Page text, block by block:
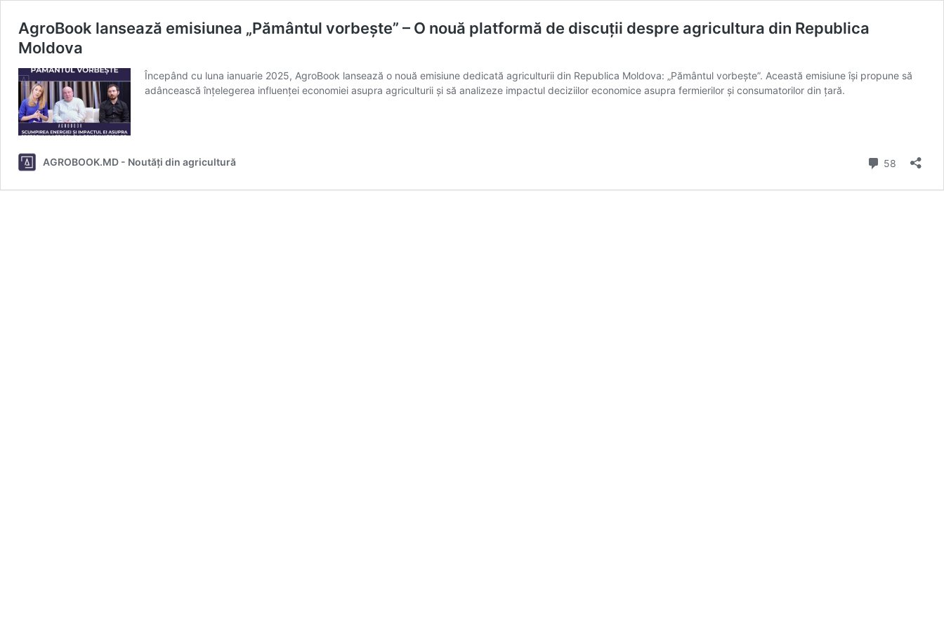
AgroBook lansează emisiunea „Pământul vorbește” – O nouă platformă de discuții despre agricultura din Republica
Moldova
Începând cu luna ianuarie 2025, AgroBook lansează o nouă emisiune dedicată agriculturii din Republica Moldova: „Pământul vorbește”. Această emisiune își propune să
adâncească înțelegerea influenței economiei asupra agriculturii și să analizeze impactul deciziilor economice asupra fermierilor și consumatorilor din țară.
AGROBOOK.MD - Noutăți din agricultură 58 de